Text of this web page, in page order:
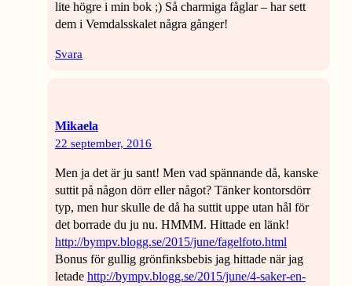
lite högre i min bok ;) Så charmiga fåglar – har sett
dem i Vemdalsskalet några gånger!
Svara
Mikaela
22 september, 2016
Men ja det är ju sant! Men vad spännande då, kanske
suttit på någon dörr eller något? Tänker kontorsdörr
typ, men hur skulle de då ha suttit uppe utan hål för
det borrade du ju nu. HMMM. Hittade en länk!
http://bympv.blogg.se/2015/june/fagelfoto.html
Bonus för gullig grönfinksbebis jag hittade när jag
letade http://bympv.blogg.se/2015/june/4-saker-en-